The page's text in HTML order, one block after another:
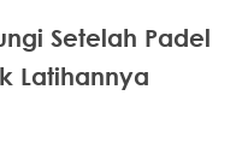
Setelah Padel
Latihannya